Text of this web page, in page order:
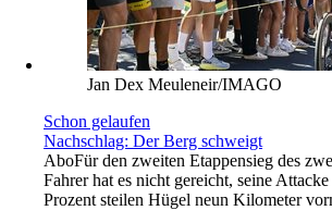
Jan Dex Meuleneir/IMAGO
Schon gelaufen
Nachschlag: Der Berg schweigt
AboFür den zweiten Etappensieg des
Fahrer hat es nicht gereicht, seine
Prozent steilen Hügel neun Kilometer